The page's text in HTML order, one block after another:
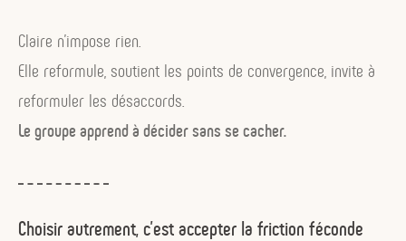
Claire n’impose rien.
Elle reformule, soutient les points de convergence, invite à
reformuler les désaccords.
Le groupe apprend à décider sans se cacher.
Choisir autrement, c’est accepter la friction féconde